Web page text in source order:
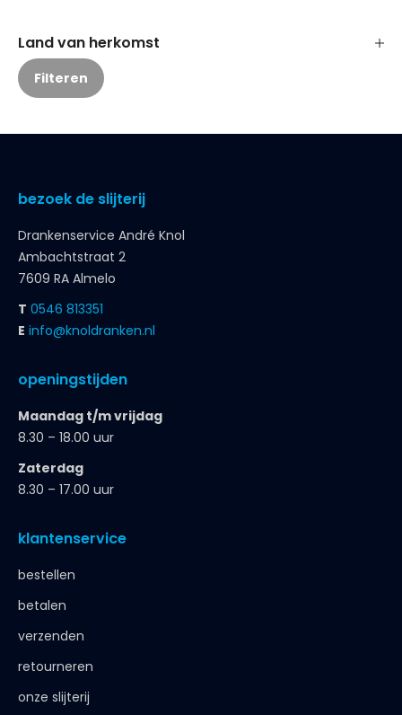
Land van herkomst
Filteren
bezoek de slijterij
Drankenservice André Knol
Ambachtstraat 2
7609 RA Almelo
T 0546 813351
E info@knoldranken.nl
openingstijden
Maandag t/m vrijdag
8.30 – 18.00 uur
Zaterdag
8.30 – 17.00 uur
klantenservice
bestellen
betalen
verzenden
retourneren
onze slijterij